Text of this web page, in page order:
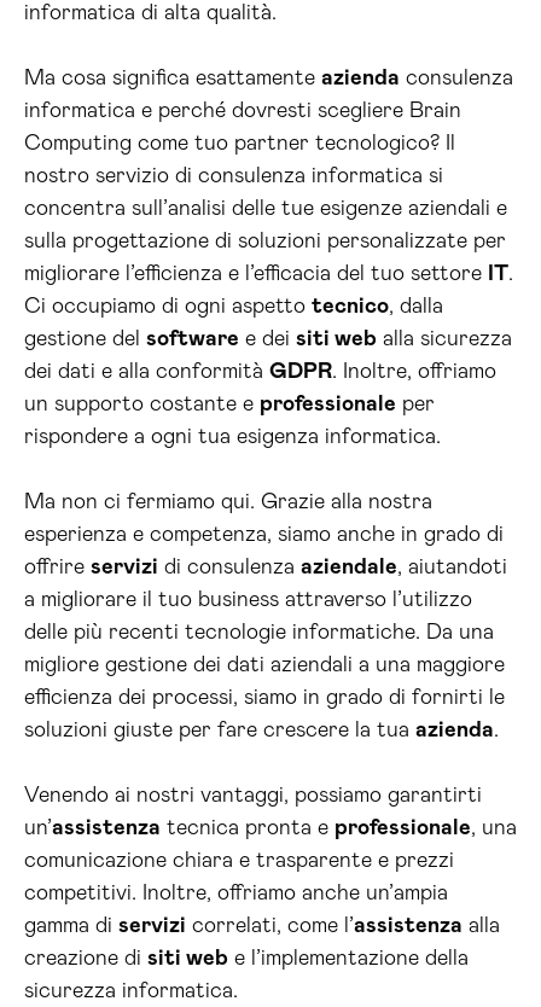
informatica di alta qualità.
Ma cosa significa esattamente azienda consulenza
informatica e perché dovresti scegliere Brain
Computing come tuo partner tecnologico? Il
nostro servizio di consulenza informatica si
concentra sull’analisi delle tue esigenze aziendali e
sulla progettazione di soluzioni personalizzate per
migliorare l’efficienza e l’efficacia del tuo settore IT.
Ci occupiamo di ogni aspetto tecnico, dalla
gestione del software e dei siti web alla sicurezza
dei dati e alla conformità GDPR. Inoltre, offriamo
un supporto costante e professionale per
rispondere a ogni tua esigenza informatica.
Ma non ci fermiamo qui. Grazie alla nostra
esperienza e competenza, siamo anche in grado di
offrire servizi di consulenza aziendale, aiutandoti
a migliorare il tuo business attraverso l’utilizzo
delle più recenti tecnologie informatiche. Da una
migliore gestione dei dati aziendali a una maggiore
efficienza dei processi, siamo in grado di fornirti le
soluzioni giuste per fare crescere la tua azienda.
Venendo ai nostri vantaggi, possiamo garantirti
un’assistenza tecnica pronta e professionale, una
comunicazione chiara e trasparente e prezzi
competitivi. Inoltre, offriamo anche un’ampia
gamma di servizi correlati, come l’assistenza alla
creazione di siti web e l’implementazione della
sicurezza informatica.